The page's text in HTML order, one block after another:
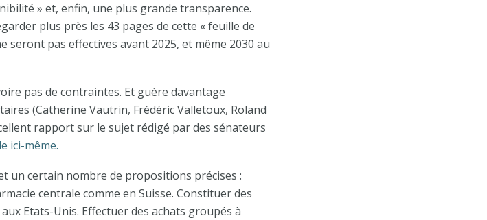
» et, enfin, une plus grande transparence.
plus près les 43 pages de cette « feuille de
seront pas effectives avant 2025, et même 2030 au
pas de contraintes. Et guère davantage
(Catherine Vautrin, Frédéric Valletoux, Roland
rapport sur le sujet rédigé par des sénateurs
ici-même.
un certain nombre de propositions précises :
centrale comme en Suisse. Constituer des
Etats-Unis. Effectuer des achats groupés à